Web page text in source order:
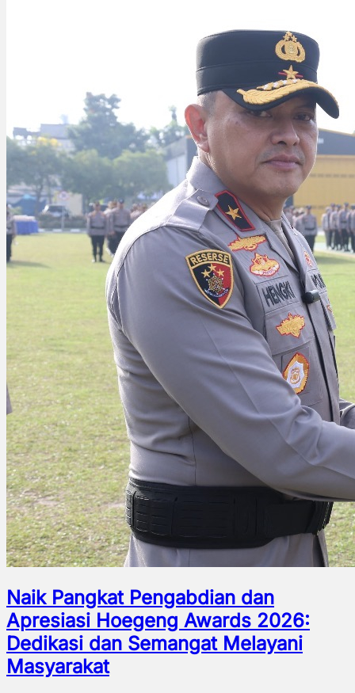
Naik Pangkat Pengabdian dan
Apresiasi Hoegeng Awards 2026:
Dedikasi dan Semangat Melayani
Masyarakat